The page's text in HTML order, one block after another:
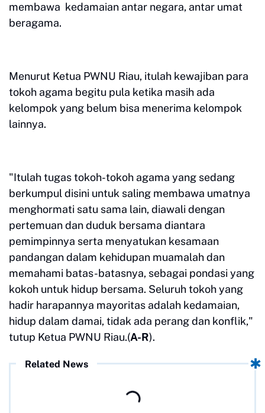
membawa kedamaian antar negara, antar umat
beragama.
Menurut Ketua PWNU Riau, itulah kewajiban para
tokoh agama begitu pula ketika masih ada
kelompok yang belum bisa menerima kelompok
lainnya.
"Itulah tugas tokoh-tokoh agama yang sedang
berkumpul disini untuk saling membawa umatnya
menghormati satu sama lain, diawali dengan
pertemuan dan duduk bersama diantara
pemimpinnya serta menyatukan kesamaan
pandangan dalam kehidupan muamalah dan
memahami batas-batasnya, sebagai pondasi yang
kokoh untuk hidup bersama. Seluruh tokoh yang
hadir harapannya mayoritas adalah kedamaian,
hidup dalam damai, tidak ada perang dan konflik,"
tutup Ketua PWNU Riau.(A-R).
Related News